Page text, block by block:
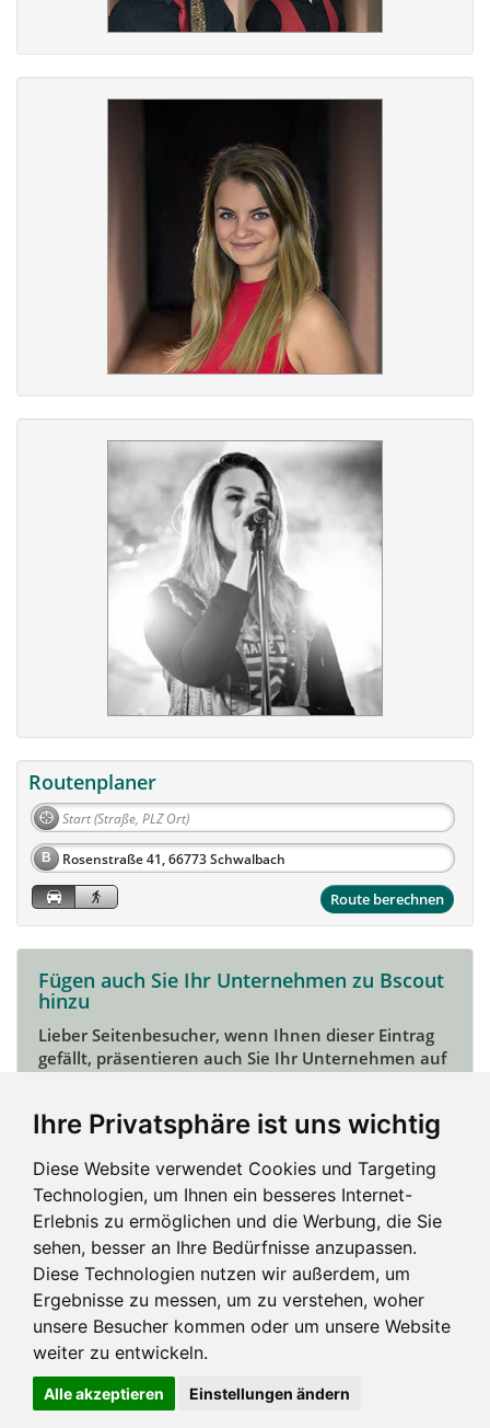
Ihre Privatsphäre ist uns wichtig
Diese Website verwendet Cookies und Targeting
Technologien, um Ihnen ein besseres Internet-
Erlebnis zu ermöglichen und die Werbung, die Sie
sehen, besser an Ihre Bedürfnisse anzupassen.
Diese Technologien nutzen wir außerdem, um
Ergebnisse zu messen, um zu verstehen, woher
unsere Besucher kommen oder um unsere Website
weiter zu entwickeln.
Alle akzeptieren Einstellungen ändern
Routenplaner
B
Route berechnen
Fügen auch Sie Ihr Unternehmen zu Bscout
hinzu
Lieber Seitenbesucher, wenn Ihnen dieser Eintrag
gefällt, präsentieren auch Sie Ihr Unternehmen auf
Mein Unternehmen hinzufügen
Impressum und mehr